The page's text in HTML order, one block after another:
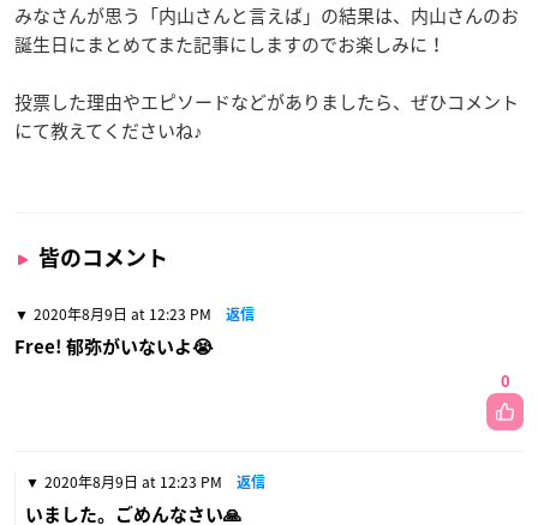
みなさんが思う「内山さんと言えば」の結果は、内山さんのお
誕生日にまとめてまた記事にしますのでお楽しみに！
投票した理由やエピソードなどがありましたら、ぜひコメント
にて教えてくださいね♪
皆のコメント
2020年8月9日 at 12:23 PM 返信
Free! 郁弥がいないよ😭
0
2020年8月9日 at 12:23 PM 返信
いました。ごめんなさい🙏